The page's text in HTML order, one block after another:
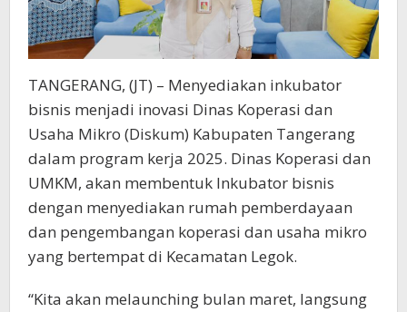
TANGERANG, (JT) – Menyediakan inkubator
bisnis menjadi inovasi Dinas Koperasi dan
Usaha Mikro (Diskum) Kabupaten Tangerang
dalam program kerja 2025. Dinas Koperasi dan
UMKM, akan membentuk Inkubator bisnis
dengan menyediakan rumah pemberdayaan
dan pengembangan koperasi dan usaha mikro
yang bertempat di Kecamatan Legok.
“Kita akan melaunching bulan maret, langsung